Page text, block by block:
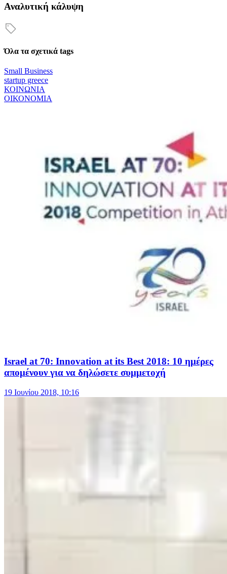
Αναλυτική κάλυψη
Όλα τα σχετικά tags
Small Business
startup greece
ΚΟΙΝΩΝΙΑ
ΟΙΚΟΝΟΜΙΑ
Israel at 70: Innovation at its Best 2018: 10 ημέρες
απομένουν για να δηλώσετε συμμετοχή
19 Ιουνίου 2018, 10:16